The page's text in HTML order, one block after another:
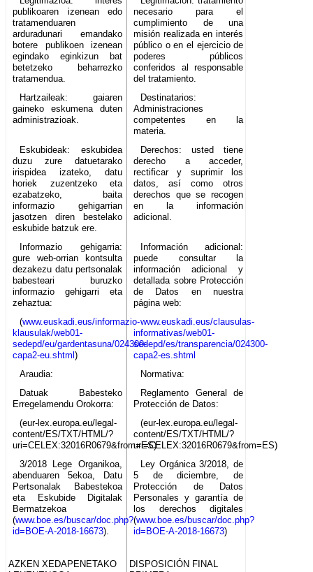
publikoaren izenean edo
tratamenduaren
arduradunari emandako
botere publikoen izenean
egindako eginkizun bat
betetzeko beharrezko
tratamendua.
necesario para el
cumplimiento de una
misión realizada en interés
público o en el ejercicio de
poderes públicos
conferidos al responsable
del tratamiento.
Hartzaileak: gaiaren
gaineko eskumena duten
administrazioak.
Destinatarios:
Administraciones
competentes en la
materia.
Eskubideak: eskubidea
duzu zure datuetarako
irispidea izateko, datu
horiek zuzentzeko eta
ezabatzeko, baita
informazio gehigarrian
jasotzen diren bestelako
eskubide batzuk ere.
Derechos: usted tiene
derecho a acceder,
rectificar y suprimir los
datos, así como otros
derechos que se recogen
en la información
adicional.
Informazio gehigarria:
gure web-orrian kontsulta
dezakezu datu pertsonalak
babesteari buruzko
informazio gehigarri eta
zehaztua:
Información adicional:
puede consultar la
información adicional y
detallada sobre Protección
de Datos en nuestra
página web:
(www.euskadi.eus/informazio-
klausulak/web01-
sedepd/eu/gardentasuna/024300-
capa2-eu.shtml )
www.euskadi.eus/clausulas-
informativas/web01-
sedepd/es/transparencia/024300-
capa2-es.shtml
Araudia:
Normativa:
Datuak Babesteko
Erregelamendu Orokorra:
Reglamento General de
Protección de Datos:
(eur-lex.europa.eu/legal-
content/ES/TXT/HTML/?
uri=CELEX:32016R0679&from=ES)
(eur-lex.europa.eu/legal-
content/ES/TXT/HTML/?
uri=CELEX:32016R0679&from=ES)
3/2018 Lege Organikoa,
abenduaren 5ekoa, Datu
Pertsonalak Babestekoa
eta Eskubide Digitalak
Bermatzekoa
(www.boe.es/buscar/doc.php?
id=BOE-A-2018-16673).
Ley Orgánica 3/2018, de
5 de diciembre, de
Protección de Datos
Personales y garantía de
los derechos digitales
(www.boe.es/buscar/doc.php?
id=BOE-A-2018-16673)
AZKEN XEDAPENETAKO
DISPOSICIÓN FINAL